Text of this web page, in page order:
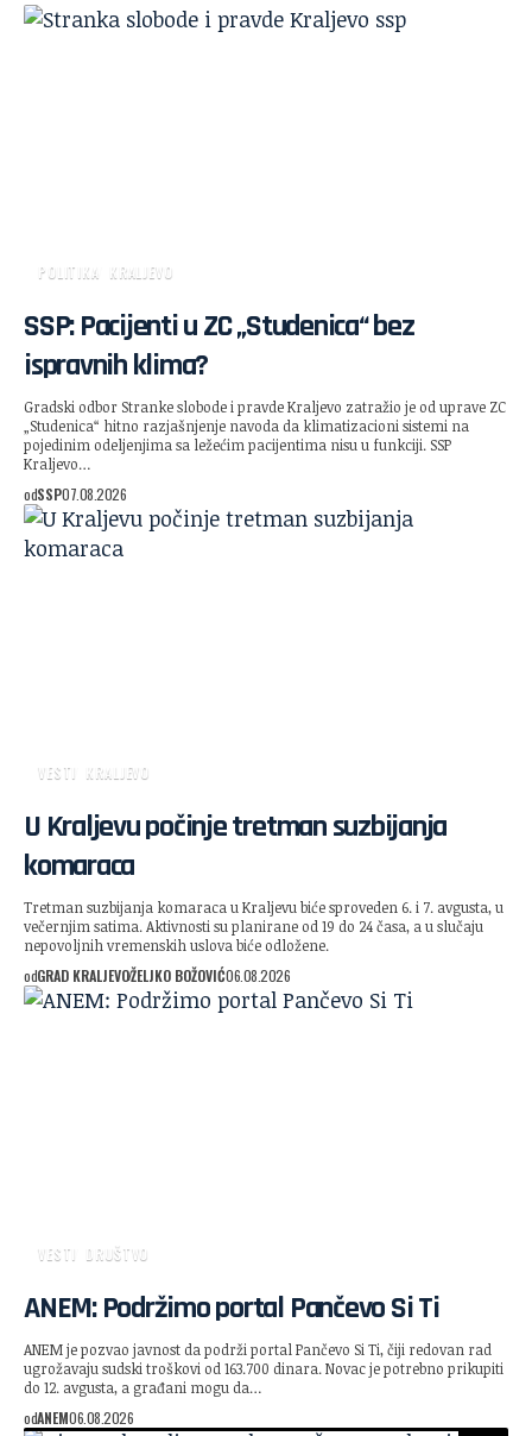
POLITIKA KRALJEVO
SSP: Pacijenti u ZC „Studenica“ bez
ispravnih klima?
Gradski odbor Stranke slobode i pravde Kraljevo zatražio je od uprave ZC
„Studenica“ hitno razjašnjenje navoda da klimatizacioni sistemi na
pojedinim odeljenjima sa ležećim pacijentima nisu u funkciji. SSP
Kraljevo…
odSSP07.08.2026
VESTI KRALJEVO
U Kraljevu počinje tretman suzbijanja
komaraca
Tretman suzbijanja komaraca u Kraljevu biće sproveden 6. i 7. avgusta, u
večernjim satima. Aktivnosti su planirane od 19 do 24 časa, a u slučaju
nepovoljnih vremenskih uslova biće odložene.
odGRAD KRALJEVOŽELJKO BOŽOVIĆ06.08.2026
VESTI DRUŠTVO
ANEM: Podržimo portal Pančevo Si Ti
ANEM je pozvao javnost da podrži portal Pančevo Si Ti, čiji redovan rad
ugrožavaju sudski troškovi od 163.700 dinara. Novac je potrebno prikupiti
do 12. avgusta, a građani mogu da…
odANEM06.08.2026